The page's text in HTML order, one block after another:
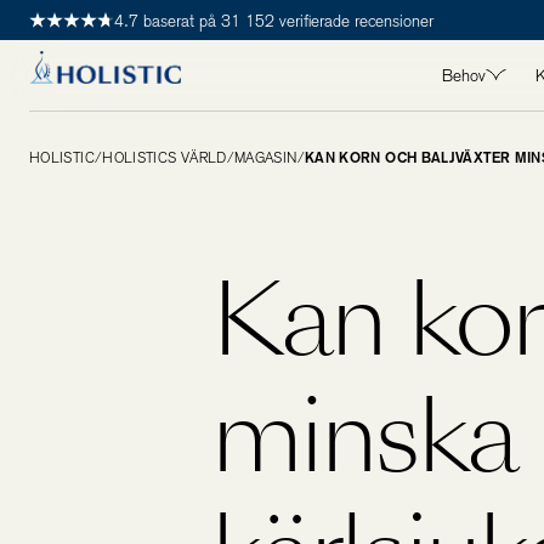
4.7 baserat på 31 152 verifierade recensioner
Behov
ALLA
Kvinnohälsa
Leder,
Maghälsa
Manshälsa
Stress &
HOLISTIC/HOLISTICS VÄRLD/MAGASIN/KAN KORN OCH BALJVÄXTER
Kan